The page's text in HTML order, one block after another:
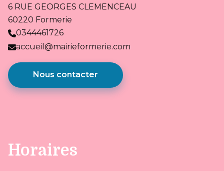
6 RUE GEORGES CLEMENCEAU
60220 Formerie
0344461726
accueil@mairieformerie.com
Nous contacter
Horaires